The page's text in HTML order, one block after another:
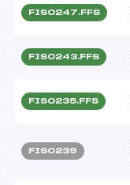
FIS0247.FFS
FIS0243.FFS
FIS0235.FFS
FIS0239